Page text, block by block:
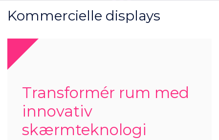
Kommercielle displays
Transformér rum med
innovativ
skærmteknologi